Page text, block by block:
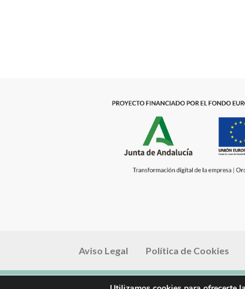
Aviso Legal Política de Cookies